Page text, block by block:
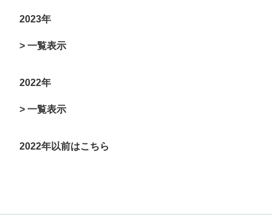
2023年
> 一覧表示
2022年
> 一覧表示
2022年以前はこちら